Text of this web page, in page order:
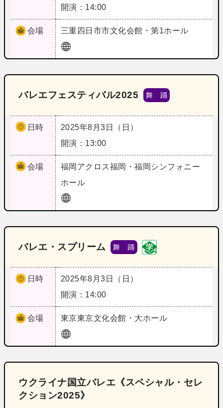
開演：14:00
会場 三重 四日市市文化会館・第1ホール
バレエフェスティバル2025 舞 踊
日時
2025年8月3日（日）
開演：13:00
会場 福岡 アクロス福岡・福岡シンフォニー
ホール
バレエ・スプリーム 舞 踊
日時
2025年8月3日（日）
開演：14:00
会場 東京東京文化会館・大ホール
ウクライナ国立バレエ《スペシャル・セレ
クション2025》